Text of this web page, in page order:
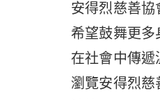
安得烈慈善
希望鼓舞更
在社會中傳
瀏覽安得烈